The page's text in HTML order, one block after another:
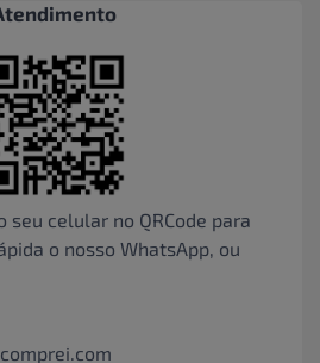
seu celular no QRCode para
o nosso WhatsApp, ou